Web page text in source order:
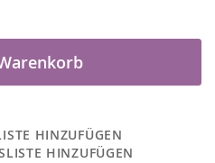
HINZUFÜGEN
HINZUFÜGEN